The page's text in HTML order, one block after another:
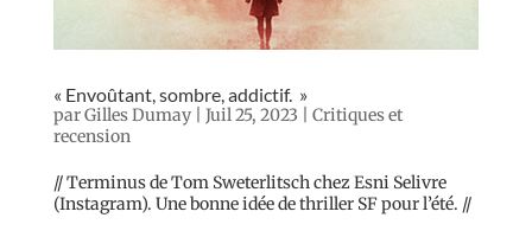
« Envoûtant, sombre, addictif. »
parGilles Dumay| Juil 25, 2023
Critiques et
recension
// Terminus de Tom Sweterlitsch chez Esni Selivre
(Instagram). Une bonne idée de thriller SF pour l’été. //